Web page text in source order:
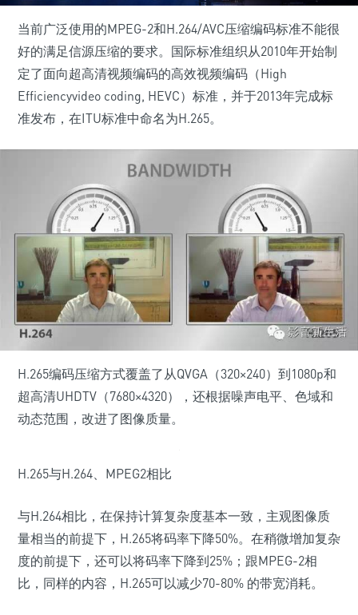
当前广泛使用的MPEG-2和H.264/AVC压缩编码标准不能很
好的满足信源压缩的要求。国际标准组织从2010年开始制
定了面向超高清视频编码的高效视频编码（High
Efficiencyvideo coding, HEVC）标准，并于2013年完成标
准发布，在ITU标准中命名为H.265。
H.265编码压缩方式覆盖了从QVGA（320×240）到1080p和
超高清UHDTV（7680×4320），还根据噪声电平、色域和
动态范围，改进了图像质量。
H.265与H.264、MPEG2相比
与H.264相比，在保持计算复杂度基本一致，主观图像质
量相当的前提下，H.265将码率下降50%。在稍微增加复杂
度的前提下，还可以将码率下降到25%；跟MPEG-2相
比，同样的内容，H.265可以减少70-80% 的带宽消耗。